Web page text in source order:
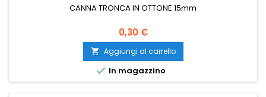
CANNA TRONCA IN OTTONE 15mm
0,30 €
 Aggiungi al carrello
 In magazzino